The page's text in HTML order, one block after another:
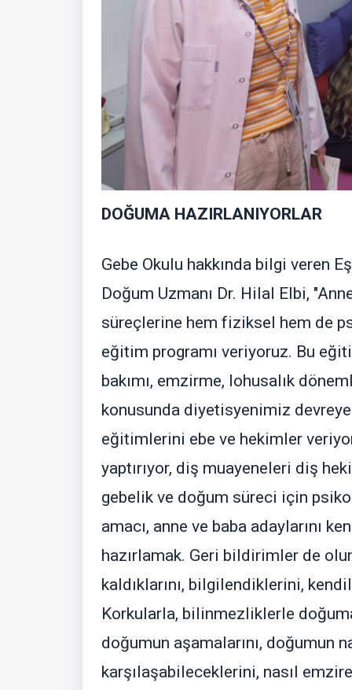
DOĞUMA HAZIRLANIYORLAR
Gebe Okulu hakkında bilgi veren
Doğum Uzmanı Dr. Hilal Elbi,
süreçlerine hem fiziksel hem de
eğitim programı veriyoruz. Bu
bakımı, emzirme, lohusalık
konusunda diyetisyenimiz
eğitimlerini ebe ve hekimler
yaptırıyor, diş muayeneleri diş
gebelik ve doğum süreci için
amacı, anne ve baba adaylarını
hazırlamak. Geri bildirimler de
kaldıklarını, bilgilendiklerini,
Korkularla, bilinmezliklerle
doğumun aşamalarını, doğumun
karşılaşabileceklerini, nasıl